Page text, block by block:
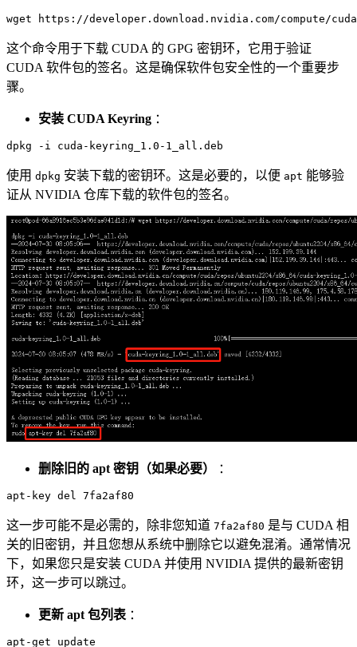
这个命令用于下载 CUDA 的 GPG 密钥环，它用于验证
CUDA 软件包的签名。这是确保软件包安全性的一个重要步
骤。
安装 CUDA Keyring ：
使用 dpkg 安装下载的密钥环。这是必要的，以便 apt 能够验
证从 NVIDIA 仓库下载的软件包的签名。
删除旧的 apt 密钥（如果必要） ：
这一步可能不是必需的，除非您知道 7fa2af80 是与 CUDA 相
关的旧密钥，并且您想从系统中删除它以避免混淆。通常情况
下，如果您只是安装 CUDA 并使用 NVIDIA 提供的最新密钥
环，这一步可以跳过。
更新 apt 包列表 ：